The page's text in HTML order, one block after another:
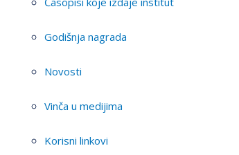
Godišnja nagrada
Novosti
Vinča u medijima
Korisni linkovi